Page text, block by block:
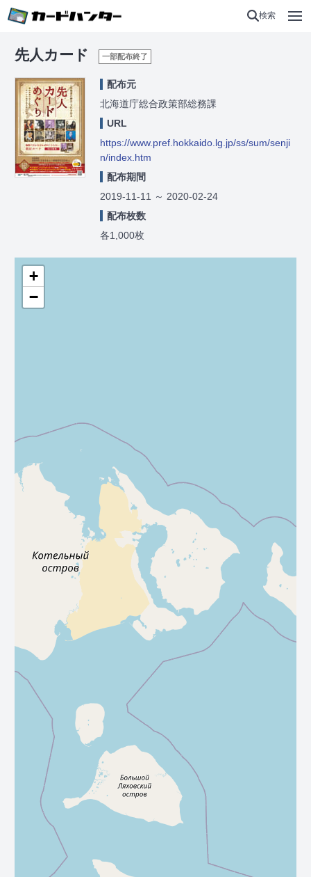
検索
先人カード 一部配布終了
配布元
北海道庁総合政策部総務課
URL
https://www.pref.hokkaido.lg.jp/ss/sum/senji
n/index.htm
配布期間
2019-11-11
～ 2020-02-24
配布枚数
各1,000枚
+
−